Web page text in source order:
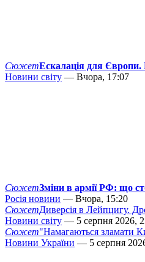
СюжетЕскалація для Європи.
Новини світу — Вчора, 17:07
СюжетЗміни в армії РФ: що
Росія новини — Вчора, 15:20
СюжетДиверсія в Лейпцигу.
Новини світу — 5 серпня 2026,
Сюжет"Намагаються зламати
Новини України — 5 серпня